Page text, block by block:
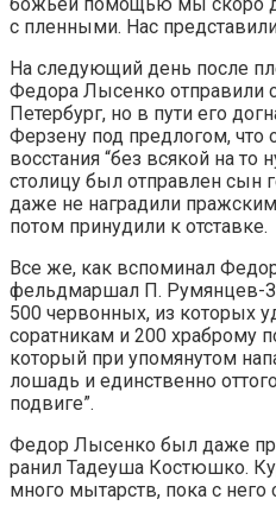
с пленными. Нас
На следующий день после
Федора Лысенко отправили
Петербург, но в пути его
Ферзену под предлогом, что
восстания “без всякой на то
столицу был отправлен сын
даже не наградили
потом принудили к отставке.
Все же, как вспоминал
фельдмаршал П. Румянцев-
500 червонных, из которых
соратникам и 200 храброму
который при упомянутом
лошадь и единственно
подвиге”.
Федор Лысенко был даже
ранил Тадеуша Костюшко.
много мытарств, пока с него